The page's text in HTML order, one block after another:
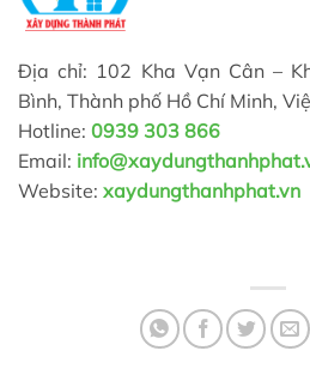
Địa chỉ: 102 Kha Vạn Cân –
Bình, Thành phố Hồ Chí Minh,
Hotline: 0939 303 866
Email:
Website: xaydungthanhphat.vn